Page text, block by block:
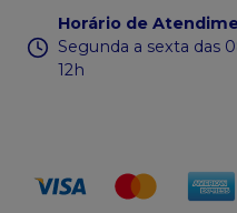
Horário de
Segunda a sexta das
12h